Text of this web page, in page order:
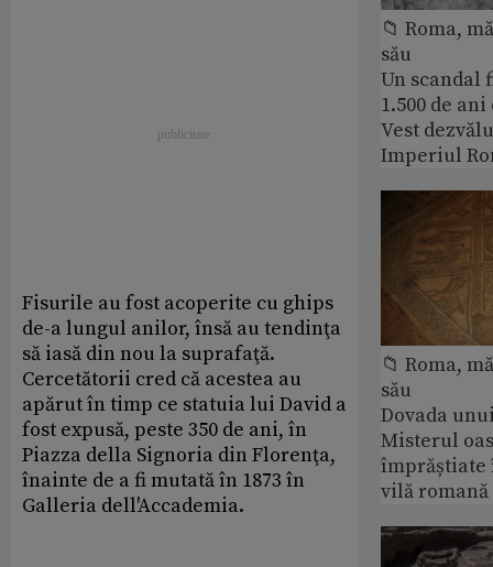
Fisurile au fost acoperite cu ghips
de-a lungul anilor, însă au tendinţa
să iasă din nou la suprafaţă.
Cercetătorii cred că acestea au
apărut în timp ce statuia lui David a
fost expusă, peste 350 de ani, în
Piazza della Signoria din Florenţa,
înainte de a fi mutată în 1873 în
Galleria dell'Accademia.
📁 Roma,
său
Un scandal
1.500 de
Vest
Imperiul
📁 Roma,
său
Dovada
Misterul
împrăștiate
vilă romană